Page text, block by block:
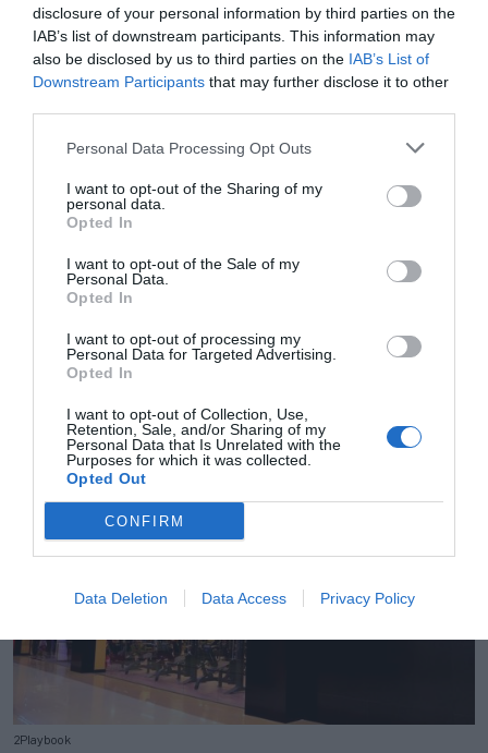
disclosure of your personal information by third parties on the
IAB’s list of downstream participants. This information may
also be disclosed by us to third parties on the IAB’s List of
Downstream Participants that may further disclose it to other
Personal Data Processing Opt Outs
I want to opt-out of the Sharing of my
personal data.
Opted In
I want to opt-out of the Sale of my
Personal Data.
Opted In
I want to opt-out of processing my
Personal Data for Targeted Advertising.
Opted In
I want to opt-out of Collection, Use,
Retention, Sale, and/or Sharing of my
Personal Data that Is Unrelated with the
Purposes for which it was collected.
Opted Out
CONFIRM
Data Deletion Data Access Privacy Policy
2Playbook
Peloton reduce un 9% sus pérdidas pese a facturar
2Playbook